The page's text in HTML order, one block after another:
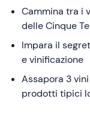
Cammina tra i
delle Cinque
Impara il
e vinificazione
Assapora 3
prodotti tipici